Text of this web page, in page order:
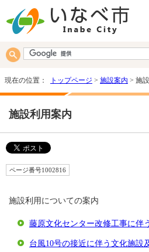
現在の位置： トップページ > 施設案内 > 施
施設利用案内
ページ番号1002816
施設利用についての案内
藤原文化センター改修工事に伴
台風10号の接近に伴う文化施設